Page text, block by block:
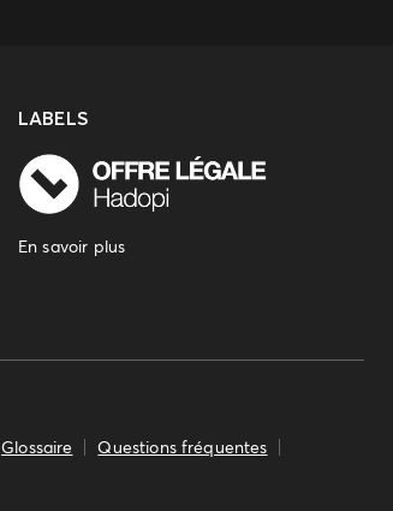
LABELS
En savoir plus
Glossaire Questions fréquentes